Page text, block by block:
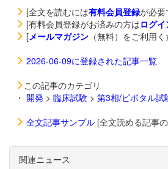
[全文を読むには有料会員登録が必要
[有料会員登録がお済みの方はログイ
[メールマガジン （無料）をご利用
2026-06-09に登録された記事一覧
この記事のカテゴリ
・ 開発 > 臨床試験 > 第3相/ピボタル試
全文記事サンプル [全文読める記事
関連ニュース